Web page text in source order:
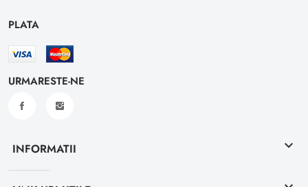
PLATA
URMARESTE-NE
INFORMATII keyboard_arrow_down